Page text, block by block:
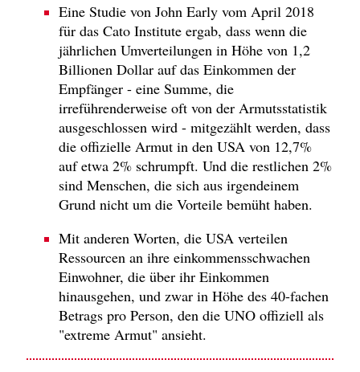
Eine Studie von John Early vom April 2018
für das Cato Institute ergab, dass wenn die
jährlichen Umverteilungen in Höhe von 1,2
Billionen Dollar auf das Einkommen der
Empfänger - eine Summe, die
irreführenderweise oft von der Armutsstatistik
ausgeschlossen wird - mitgezählt werden, dass
die offizielle Armut in den USA von 12,7%
auf etwa 2% schrumpft. Und die restlichen 2%
sind Menschen, die sich aus irgendeinem
Grund nicht um die Vorteile bemüht haben.
Mit anderen Worten, die USA verteilen
Ressourcen an ihre einkommensschwachen
Einwohner, die über ihr Einkommen
hinausgehen, und zwar in Höhe des 40-fachen
Betrags pro Person, den die UNO offiziell als
"extreme Armut" ansieht.